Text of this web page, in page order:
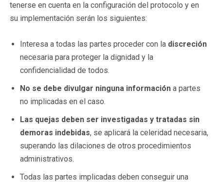
tenerse en cuenta en la configuración del protocolo y en
su implementación serán los siguientes:
Interesa a todas las partes proceder con la discreción
necesaria para proteger la dignidad y la
confidencialidad de todos.
No se debe divulgar ninguna información a partes
no implicadas en el caso.
Las quejas deben ser investigadas y tratadas sin
demoras indebidas, se aplicará la celeridad necesaria,
superando las dilaciones de otros procedimientos
administrativos.
Todas las partes implicadas deben conseguir una